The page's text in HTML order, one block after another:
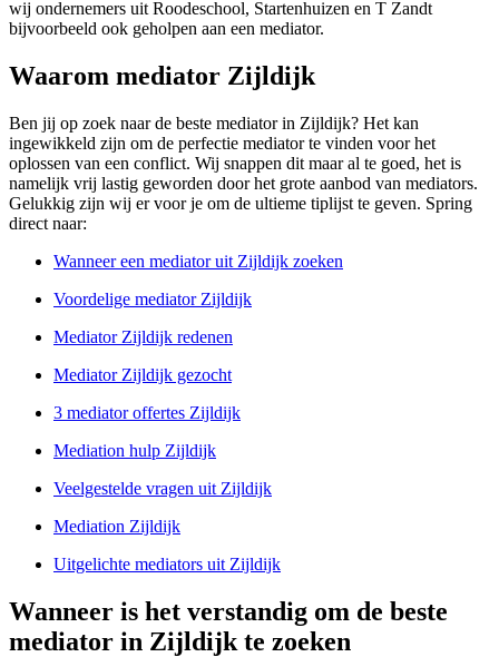
wij ondernemers uit Roodeschool, Startenhuizen en T Zandt
bijvoorbeeld ook geholpen aan een mediator.
Waarom mediator Zijldijk
Ben jij op zoek naar de beste mediator in Zijldijk? Het kan
ingewikkeld zijn om de perfectie mediator te vinden voor het
oplossen van een conflict. Wij snappen dit maar al te goed, het is
namelijk vrij lastig geworden door het grote aanbod van mediators.
Gelukkig zijn wij er voor je om de ultieme tiplijst te geven. Spring
direct naar:
Wanneer een mediator uit Zijldijk zoeken
Voordelige mediator Zijldijk
Mediator Zijldijk redenen
Mediator Zijldijk gezocht
3 mediator offertes Zijldijk
Mediation hulp Zijldijk
Veelgestelde vragen uit Zijldijk
Mediation Zijldijk
Uitgelichte mediators uit Zijldijk
Wanneer is het verstandig om de beste
mediator in Zijldijk te zoeken